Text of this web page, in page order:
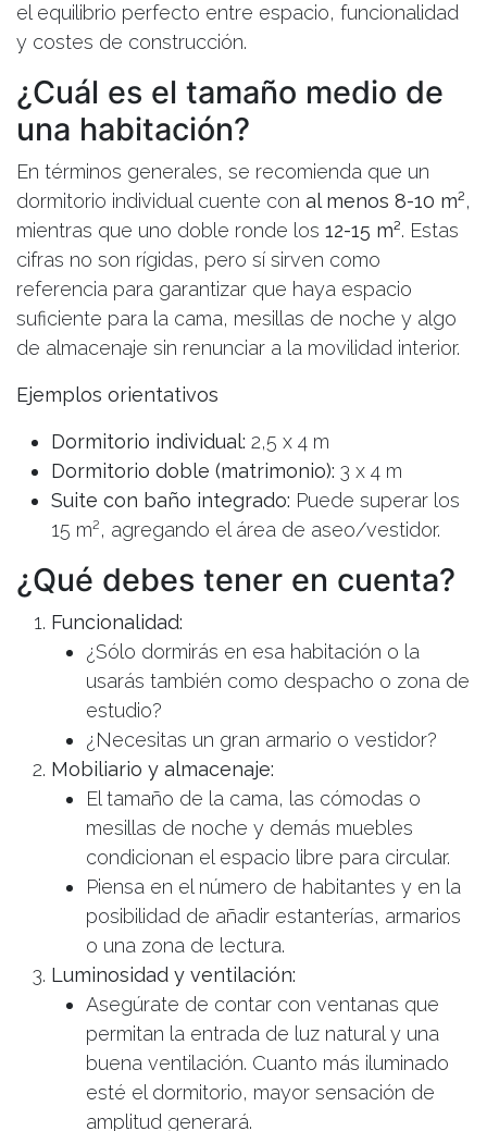
el equilibrio perfecto entre espacio, funcionalidad
y costes de construcción.
¿Cuál es el tamaño medio de
una habitación?
En términos generales, se recomienda que un
dormitorio individual cuente con al menos 8-10 m²,
mientras que uno doble ronde los 12-15 m². Estas
cifras no son rígidas, pero sí sirven como
referencia para garantizar que haya espacio
suficiente para la cama, mesillas de noche y algo
de almacenaje sin renunciar a la movilidad interior.
Ejemplos orientativos
Dormitorio individual: 2,5 x 4 m
Dormitorio doble (matrimonio): 3 x 4 m
Suite con baño integrado: Puede superar los
15 m², agregando el área de aseo/vestidor.
¿Qué debes tener en cuenta?
Funcionalidad:
¿Sólo dormirás en esa habitación o la
usarás también como despacho o zona de
estudio?
¿Necesitas un gran armario o vestidor?
Mobiliario y almacenaje:
El tamaño de la cama, las cómodas o
mesillas de noche y demás muebles
condicionan el espacio libre para circular.
Piensa en el número de habitantes y en la
posibilidad de añadir estanterías, armarios
o una zona de lectura.
Luminosidad y ventilación:
Asegúrate de contar con ventanas que
permitan la entrada de luz natural y una
buena ventilación. Cuanto más iluminado
esté el dormitorio, mayor sensación de
amplitud generará.
EMPIEZA POR AQUÍ
CALCULA TU PRESUPUESTO
En 2 minutos · sin compromiso
Hablar con un asesor
Para revisar tu presupuesto y avanzar con tu proyecto